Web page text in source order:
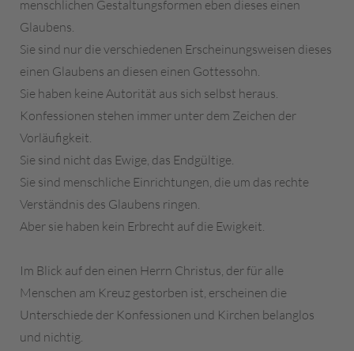
menschlichen Gestaltungsformen eben dieses einen
Glaubens.
Sie sind nur die verschiedenen Erscheinungsweisen dieses
einen Glaubens an diesen einen Gottessohn.
Sie haben keine Autorität aus sich selbst heraus.
Konfessionen stehen immer unter dem Zeichen der
Vorläufigkeit.
Sie sind nicht das Ewige, das Endgültige.
Sie sind menschliche Einrichtungen, die um das rechte
Verständnis des Glaubens ringen.
Aber sie haben kein Erbrecht auf die Ewigkeit.
Im Blick auf den einen Herrn Christus, der für alle
Menschen am Kreuz gestorben ist, erscheinen die
Unterschiede der Konfessionen und Kirchen belanglos
und nichtig.